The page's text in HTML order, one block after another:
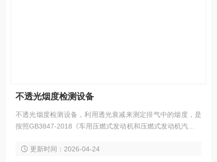
不透光烟度检测设备
不透光烟度检测设备，利用透光衰减来测定排气中的烟度，是
按照GB3847-2018《车用压燃式发动机和压燃式发动机汽车排
中华人民共和国交通行业标准JT/T506-2004的有关标准而设计
更新时间：2026-04-24